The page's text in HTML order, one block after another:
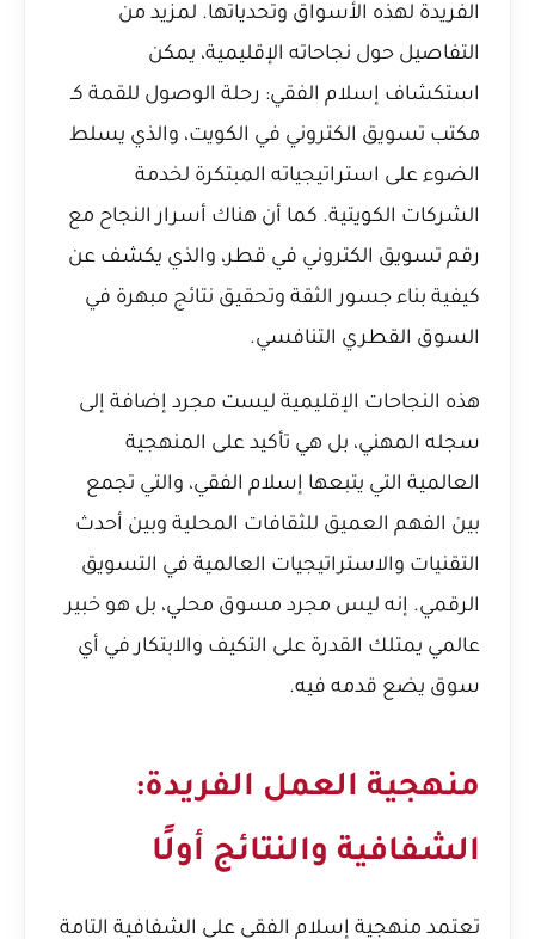
الفريدة لهذه الأسواق وتحدياتها. لمزيد من
التفاصيل حول نجاحاته الإقليمية، يمكن
استكشاف إسلام الفقي: رحلة الوصول للقمة كـ
مكتب تسويق الكتروني في الكويت، والذي يسلط
الضوء على استراتيجياته المبتكرة لخدمة
الشركات الكويتية. كما أن هناك أسرار النجاح مع
رقم تسويق الكتروني في قطر، والذي يكشف عن
كيفية بناء جسور الثقة وتحقيق نتائج مبهرة في
السوق القطري التنافسي.
هذه النجاحات الإقليمية ليست مجرد إضافة إلى
سجله المهني، بل هي تأكيد على المنهجية
العالمية التي يتبعها إسلام الفقي، والتي تجمع
بين الفهم العميق للثقافات المحلية وبين أحدث
التقنيات والاستراتيجيات العالمية في التسويق
الرقمي. إنه ليس مجرد مسوق محلي، بل هو خبير
عالمي يمتلك القدرة على التكيف والابتكار في أي
سوق يضع قدمه فيه.
منهجية العمل الفريدة:
الشفافية والنتائج أولًا
تعتمد منهجية إسلام الفقي على الشفافية التامة